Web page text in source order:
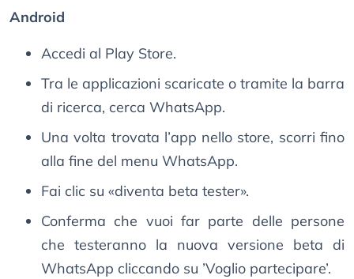
Android
Accedi al Play Store.
Tra le applicazioni scaricate o tramite la barra
di ricerca, cerca WhatsApp.
Una volta trovata l’app nello store, scorri fino
alla fine del menu WhatsApp.
Fai clic su «diventa beta tester».
Conferma che vuoi far parte delle persone
che testeranno la nuova versione beta di
WhatsApp cliccando su ’Voglio partecipare’.